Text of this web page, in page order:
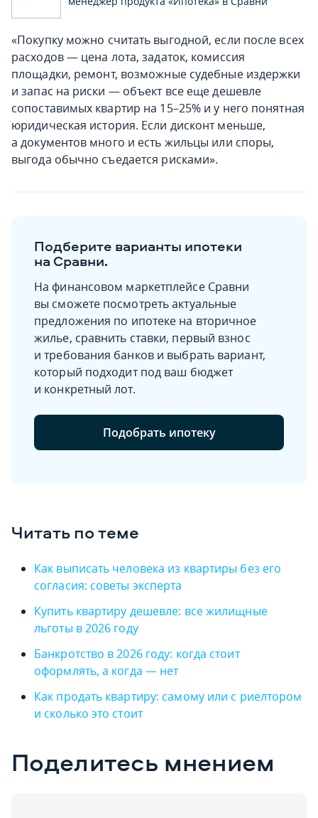
«Покупку можно считать выгодной, если после всех
расходов — цена лота, задаток, комиссия
площадки, ремонт, возможные судебные издержки
и запас на риски — объект все еще дешевле
сопоставимых квартир на 15–25% и у него понятная
юридическая история. Если дисконт меньше,
а документов много и есть жильцы или споры,
выгода обычно съедается рисками».
Подберите варианты ипотеки
на Сравни.
На финансовом маркетплейсе Сравни
вы сможете посмотреть актуальные
предложения по ипотеке на вторичное
жилье, сравнить ставки, первый взнос
и требования банков и выбрать вариант,
который подходит под ваш бюджет
и конкретный лот.
Подобрать ипотеку
Читать по теме
Как выписать человека из квартиры без его
согласия: советы эксперта
Купить квартиру дешевле: все жилищные
льготы в 2026 году
Банкротство в 2026 году: когда стоит
оформлять‚ а когда — нет
Как продать квартиру: самому или с риелтором
и сколько это стоит
Поделитесь мнением